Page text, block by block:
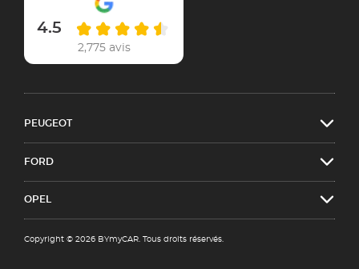
4.5
2,775 avis
PEUGEOT
FORD
OPEL
Copyright © 2026 BYmyCAR. Tous droits réservés.